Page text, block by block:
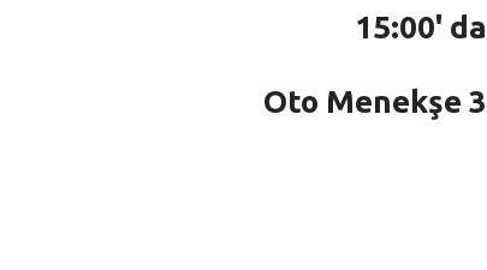
15:00'
Oto Menekşe